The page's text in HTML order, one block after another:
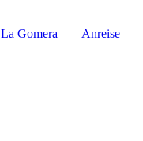
La Gomera Anreise